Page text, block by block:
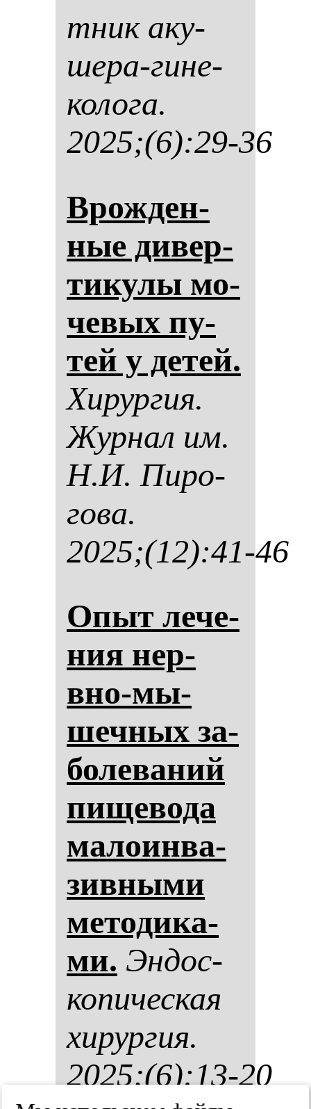
тник аку­
ше­ра-ги­не­
ко­ло­га.
2025;(6):29-36
Врож­ден­
ные ди­вер­
ти­ку­лы мо­
че­вых пу­
тей у де­тей.
Хи­рур­гия.
Жур­нал им.
Н.И. Пи­ро­
го­ва.
2025;(12):41-46
Опыт ле­че­
ния нер­
вно-мы­
шеч­ных за­
бо­ле­ва­ний
пи­ще­во­да
ма­ло­ин­ва­
зив­ны­ми
ме­то­ди­ка­
ми. Эн­дос­
ко­пи­чес­кая
хи­рур­гия.
2025;(6):13-20